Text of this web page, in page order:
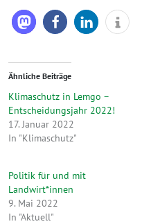
Ähnliche Beiträge
Klimaschutz in Lemgo –
Entscheidungsjahr 2022!
17. Januar 2022
In "Klimaschutz"
Politik für und mit
Landwirt*innen
9. Mai 2022
In "Aktuell"